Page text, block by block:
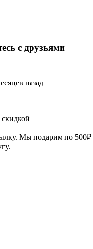
с друзьями
назад
Мы подарим по 500₽